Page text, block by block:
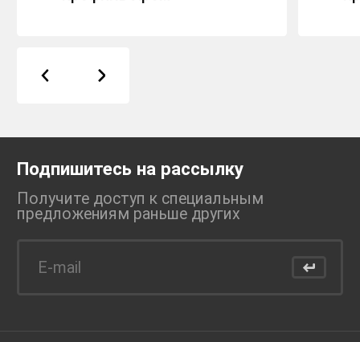
Подпишитесь на рассылку
Получите доступ к специальным
предложениям раньше других